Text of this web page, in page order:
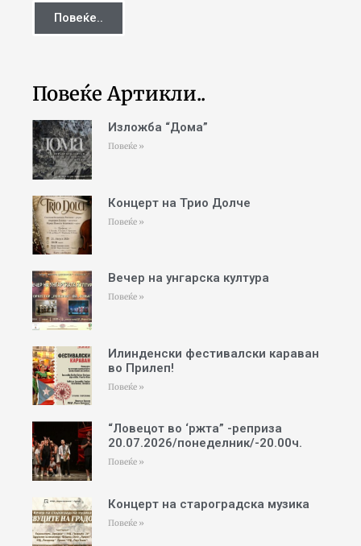
Повеќе..
Повеќе Артикли..
Изложба “Дома”
Повеќе »
Концерт на Трио Долче
Повеќе »
Вечер на унгарска култура
Повеќе »
Илинденски фестивалски караван
во Прилеп!
Повеќе »
“Ловецот во ‘ржта” -реприза
20.07.2026/понеделник/-20.00ч.
Повеќе »
Концерт на староградска музика
Повеќе »